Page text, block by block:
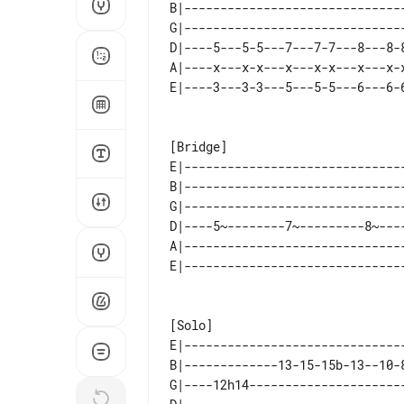
D|----5---5-5---7---7-7---8---
A|----x---x-x---x---x-x---x---
D|----5~--------7~---------
B|-------------13-15-15b-
G|----